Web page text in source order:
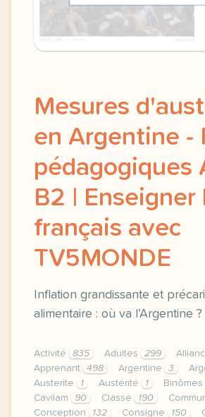
Mesures
en Argentine -
pédagogiques
B2 | Enseigner
français avec
TV5MONDE
Inflation grandissante et
alimentaire : où va l’Argentine ?
Activité 835 Adultes 299
Apprenant
498 Argentine 3
Austerite
1 Austérité 1 Binômes
Cavilam
90 Classe 190
Conception
132 Consigne 150